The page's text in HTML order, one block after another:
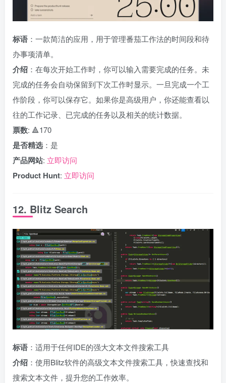
标语 ：一款简洁的应用，用于管理番茄工作法的时间段和待
办事项清单。
介绍 ：在每次开始工作时，你可以输入需要完成的任务。未
完成的任务会自动保留到下次工作时显示。一旦完成一个工
作阶段，你可以保存它。如果你是高级用户，你还能查看以
往的工作记录、已完成的任务以及相关的统计数据。
票数: 🔺170
是否精选 ：是
产品网站: 立即访问
Product Hunt: 立即访问
12. Blitz Search
标语 ：适用于任何IDE的强大文本文件搜索工具
介绍 ：使用Blitz软件的高级文本文件搜索工具，快速查找和
搜索文本文件，提升您的工作效率。